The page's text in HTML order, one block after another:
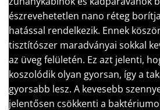
észrevehetetlen nano réteg
hatással rendelkezik. Ennek
tisztítószer maradványai sokkal
az üveg felületén. Ez azt jelenti,
koszolódik olyan gyorsan, így a
gyorsabb lesz. A kevesebb
jelentősen csökkenti a